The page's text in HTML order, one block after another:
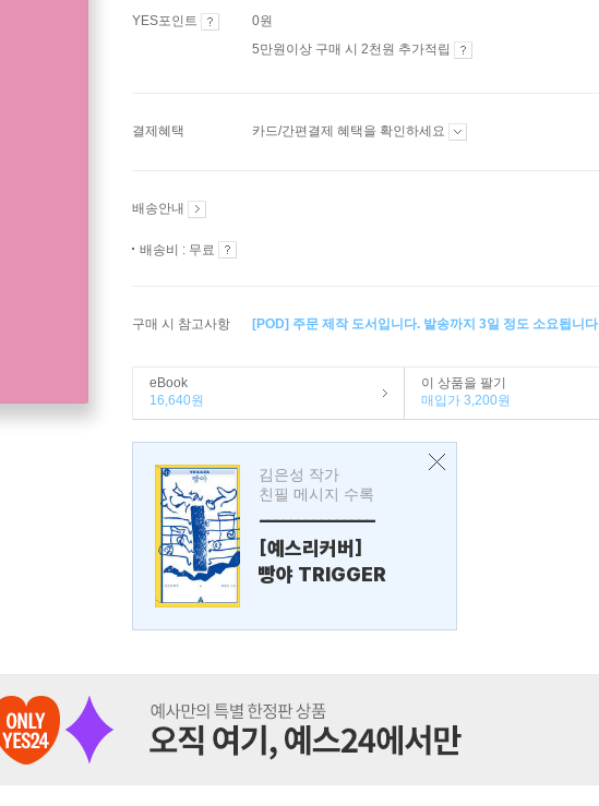
YES포인트
0원
5만원이상 구매 시 2천원 추가적립
결제혜택 카드/간편결제 혜택을 확인하세요
배송안내
배송비 : 무료
구매 시 참고사항 [POD] 주문 제작 도서입니다. 발송까지 3일 정도 소요됩니다
eBook
16,640원
이 상품을 팔기
매입가 3,200원
김은성 작가
친필 메시지 수록
---------------
[예스리커버]
빵야 TRIGGER